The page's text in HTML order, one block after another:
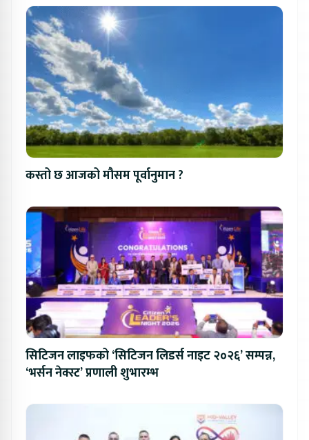
कस्तो छ आजको मौसम पूर्वानुमान ?
सिटिजन लाइफको ‘सिटिजन लिडर्स नाइट २०२६’ सम्पन्न,
‘भर्सन नेक्स्ट’ प्रणाली शुभारम्भ